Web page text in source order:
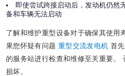
即使尝试跨接启动后，发动机仍然
备和车辆无法启动
了解和维护重型设备对于确保其使用
果您怀疑有问题 重型交流发电机 首
的服务站进行检查和维修至关重要。
损坏。